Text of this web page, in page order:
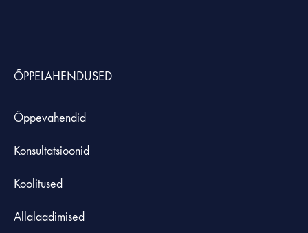
ÕPPELAHENDUSED
Õppevahendid
Konsultatsioonid
Koolitused
Allalaadimised